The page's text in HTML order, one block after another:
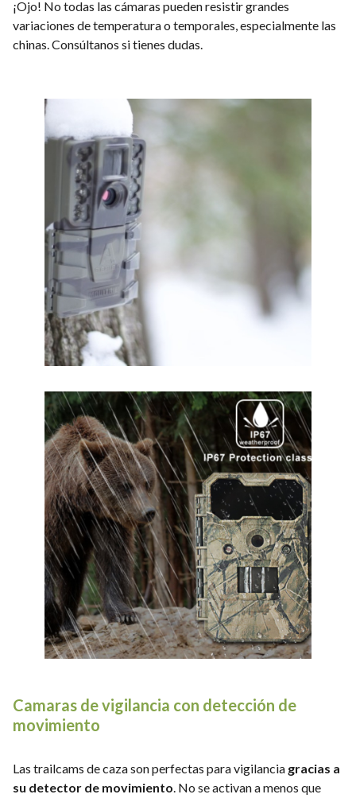
¡Ojo! No todas las cámaras pueden resistir grandes
variaciones de temperatura o temporales, especialmente las
chinas. Consúltanos si tienes dudas.
Camaras de vigilancia con detección de
movimiento
Las trailcams de caza son perfectas para vigilancia gracias a
su detector de movimiento. No se activan a menos que